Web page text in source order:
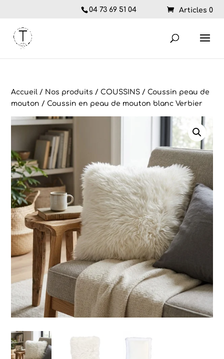
04 73 69 51 04 Articles 0
Accueil / Nos produits /COUSSINS /Coussin peau de
mouton / Coussin en peau de mouton blanc Verbier